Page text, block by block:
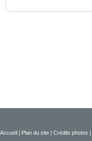
Accueil | Plan du site | Crédits photos |